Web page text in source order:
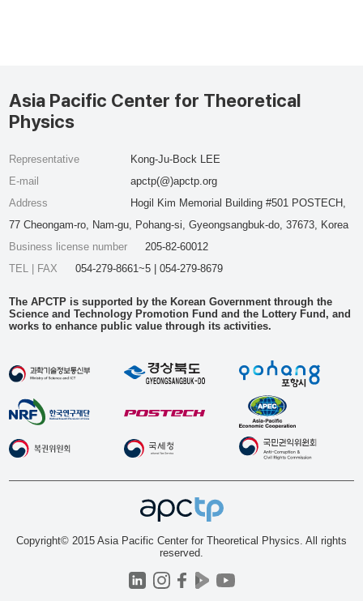
Asia Pacific Center for Theoretical
Physics
Representative
Kong-Ju-Bock LEE
E-mail
apctp(@)apctp.org
Address
Hogil Kim Memorial Building #501 POSTECH,
77 Cheongam-ro, Nam-gu, Pohang-si, Gyeongsangbuk-do, 37673, Korea
Business license number
205-82-60012
TEL | FAX
054-279-8661~5 | 054-279-8679
The APCTP is supported by the Korean Government through the
Science and Technology Promotion Fund and the Lottery Fund, and
works to enhance public value through its activities.
Copyright© 2015 Asia Pacific Center for Theoretical Physics. All rights
reserved.